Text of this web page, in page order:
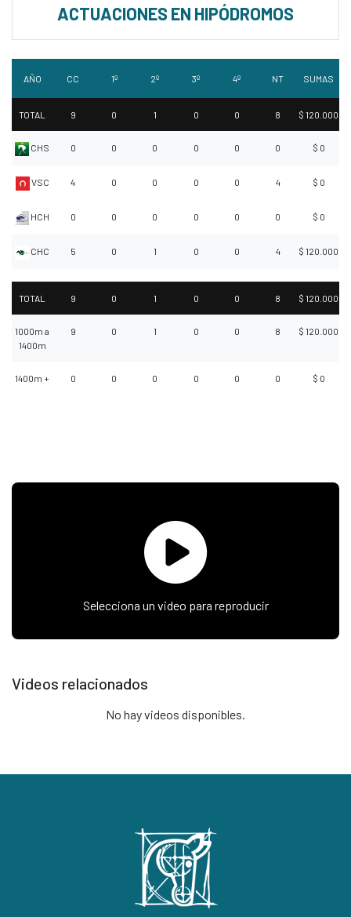
ACTUACIONES EN HIPÓDROMOS
AÑO CC 1º 2º 3º 4º NT SUMAS
TOTAL 9 0 1 0 0 8 $ 120.000
CHS 0 0 0 0 0 0 $ 0
VSC 4 0 0 0 0 4 $ 0
HCH 0 0 0 0 0 0 $ 0
CHC 5 0 1 0 0 4 $ 120.000
TOTAL 9 0 1 0 0 8 $ 120.000
1000m a
1400m
9 0 1 0 0 8 $ 120.000
1400m + 0 0 0 0 0 0 $ 0
Selecciona un video para reproducir
Videos relacionados
No hay videos disponibles.